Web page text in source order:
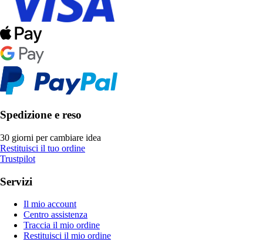
Spedizione e reso
30 giorni per cambiare idea
Restituisci il tuo ordine
Trustpilot
Servizi
Il mio account
Centro assistenza
Traccia il mio ordine
Restituisci il mio ordine